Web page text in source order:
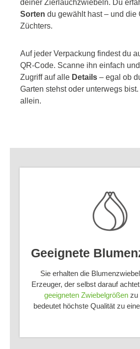
deiner Zierlauchzwiebeln. Du
Sorten du gewählt hast – und die
Züchters.
Auf jeder Verpackung findest du
QR-Code. Scanne ihn einfach
Zugriff auf alle Details – egal ob
Garten stehst oder unterwegs
allein.
Geeignete
Sie erhalten die
Erzeuger, der selbst darauf
geeigneten Zwiebelgrößenzu
bedeutet höchste Qualität zu